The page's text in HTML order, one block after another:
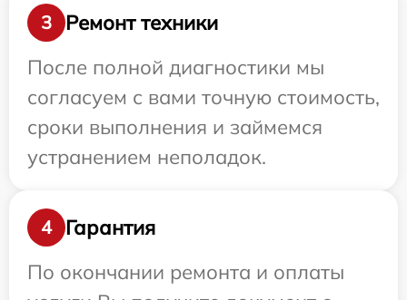
3
Ремонт техники
После полной диагностики мы
согласуем с вами точную стоимость,
сроки выполнения и займемся
устранением неполадок.
4
Гарантия
По окончании ремонта и оплаты